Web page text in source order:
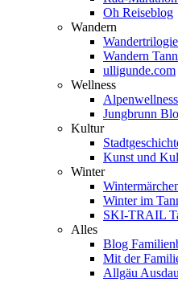
Oh Reiseblog
Wandern
Wandern
ulligunde.com
Wellness
Jungbrunn
Kultur
Kunst und
Winter
Winter im
SKI-TRAIL
Alles
Blog
Mit der
Allgäu